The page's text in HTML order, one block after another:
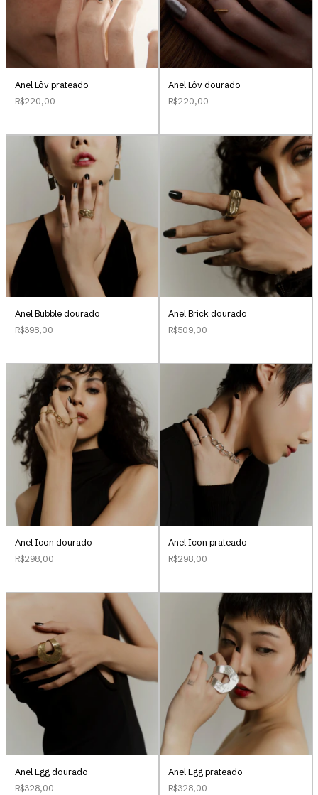
Anel Lôv prateado
R$220,00
Anel Lôv dourado
R$220,00
Anel Bubble dourado
R$398,00
Anel Brick dourado
R$509,00
Anel Icon dourado
R$298,00
Anel Icon prateado
R$298,00
Anel Egg dourado
R$328,00
Anel Egg prateado
R$328,00